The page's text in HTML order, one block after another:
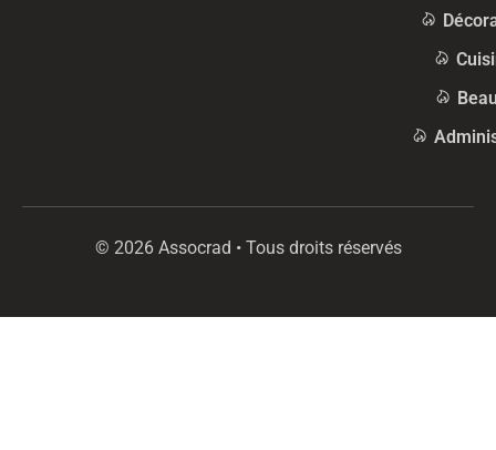
© 2026 Assocrad • Tous droits réservés